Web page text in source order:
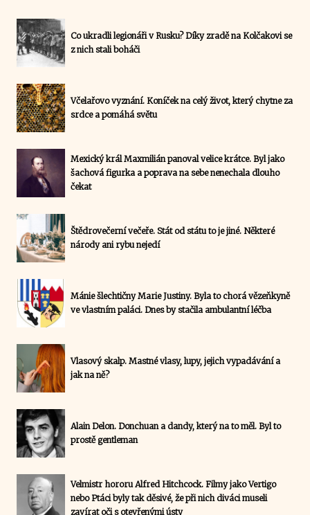
Co ukradli legionáři v Rusku? Díky zradě na Kolčakovi se
z nich stali boháči
Včelařovo vyznání. Koníček na celý život, který chytne za
srdce a pomáhá světu
Mexický král Maxmilián panoval velice krátce. Byl jako
šachová figurka a poprava na sebe nenechala dlouho
čekat
Štědrovečerní večeře. Stát od státu to je jiné. Některé
národy ani rybu nejedí
Mánie šlechtičny Marie Justiny. Byla to chorá vězeňkyně
ve vlastním paláci. Dnes by stačila ambulantní léčba
Vlasový skalp. Mastné vlasy, lupy, jejich vypadávání a
jak na ně?
Alain Delon. Donchuan a dandy, který na to měl. Byl to
prostě gentleman
Velmistr hororu Alfred Hitchcock. Filmy jako Vertigo
nebo Ptáci byly tak děsivé, že při nich diváci museli
zavírat oči s otevřenými ústy